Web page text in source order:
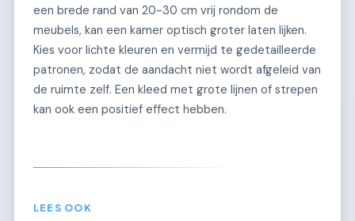
een brede rand van 20-30 cm vrij rondom de
meubels, kan een kamer optisch groter laten lijken.
Kies voor lichte kleuren en vermijd te gedetailleerde
patronen, zodat de aandacht niet wordt afgeleid van
de ruimte zelf. Een kleed met grote lijnen of strepen
kan ook een positief effect hebben.
LEES OOK